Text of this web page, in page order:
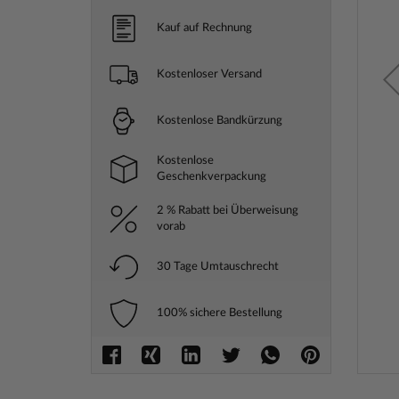
Kauf auf Rechnung
Kostenloser Versand
Kostenlose Bandkürzung
Kostenlose
Geschenkverpackung
2 % Rabatt bei Überweisung
vorab
30 Tage Umtauschrecht
100% sichere Bestellung